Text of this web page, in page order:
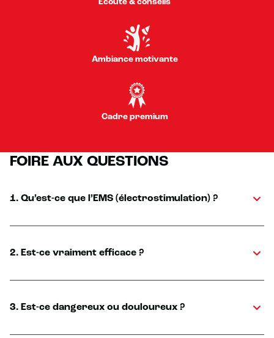
Écoute & conseils
Ambiance motivante
Cadre premium
FOIRE AUX QUESTIONS
1. Qu’est-ce que l’EMS (électrostimulation) ?
2. Est-ce vraiment efficace ?
3. Est-ce dangereux ou douloureux ?